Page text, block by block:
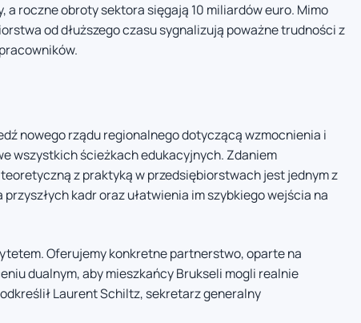
roczne obroty sektora sięgają 10 miliardów euro. Mimo
od dłuższego czasu sygnalizują poważne trudności z
nowego rządu regionalnego dotyczącą wzmocnienia i
wszystkich ścieżkach edukacyjnych. Zdaniem
z praktyką w przedsiębiorstwach jest jednym z
kadr oraz ułatwienia im szybkiego wejścia na
Oferujemy konkretne partnerstwo, oparte na
dualnym, aby mieszkańcy Brukseli mogli realnie
Laurent Schiltz, sekretarz generalny